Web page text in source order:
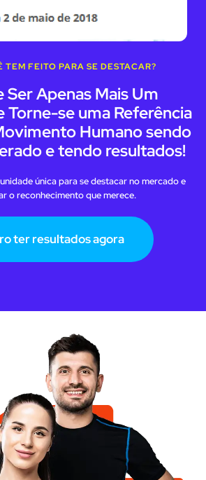
TEM FEITO PARA SE DESTACAR?
Ser Apenas Mais Um
Torne-se uma Referência
Humano sendo
e tendo resultados!
única para se destacar no mercado e
o reconhecimento que merece.
ter resultados agora